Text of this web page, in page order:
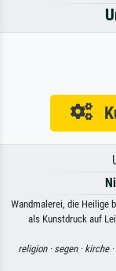
Wandmalerei, die Heilige
als Kunstdruck auf
religion · segen · kirche ·